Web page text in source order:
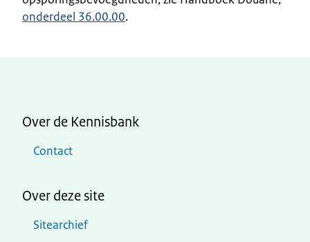
onderdeel 36.00.00.
Over de Kennisbank
Contact
Over deze site
Sitearchief